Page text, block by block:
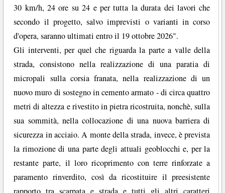
30 km/h, 24 ore su 24 e per tutta la durata dei lavori che
secondo il progetto, salvo imprevisti o varianti in corso
d'opera, saranno ultimati entro il 19 ottobre 2026".
Gli interventi, per quel che riguarda la parte a valle della
strada, consistono nella realizzazione di una paratia di
micropali sulla corsia franata, nella realizzazione di un
nuovo muro di sostegno in cemento armato - di circa quattro
metri di altezza e rivestito in pietra ricostruita, nonchè, sulla
sua sommità, nella collocazione di una nuova barriera di
sicurezza in acciaio. A monte della strada, invece, è prevista
la rimozione di una parte degli attuali geoblocchi e, per la
restante parte, il loro ricoprimento con terre rinforzate a
paramento rinverdito, così da ricostituire il preesistente